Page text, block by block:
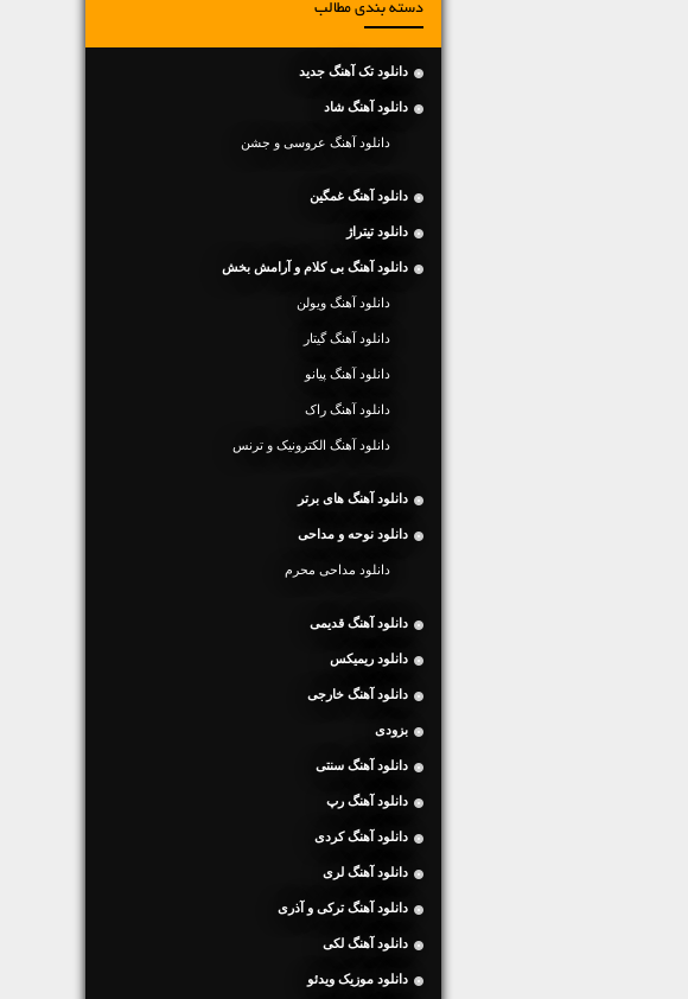
دسته بندی مطالب
دانلود تک آهنگ جدید
دانلود آهنگ شاد
دانلود آهنگ عروسی و جشن
دانلود آهنگ غمگین
دانلود تیتراژ
دانلود آهنگ بی کلام و آرامش بخش
دانلود آهنگ ویولن
دانلود آهنگ گیتار
دانلود آهنگ پیانو
دانلود آهنگ راک
دانلود آهنگ الکترونیک و ترنس
دانلود آهنگ های برتر
دانلود نوحه و مداحی
دانلود مداحی محرم
دانلود آهنگ قدیمی
دانلود ریمیکس
دانلود آهنگ خارجی
بزودی
دانلود آهنگ سنتی
دانلود آهنگ رپ
دانلود آهنگ کردی
دانلود آهنگ لری
دانلود آهنگ ترکی و آذری
دانلود آهنگ لکی
دانلود موزیک ویدئو